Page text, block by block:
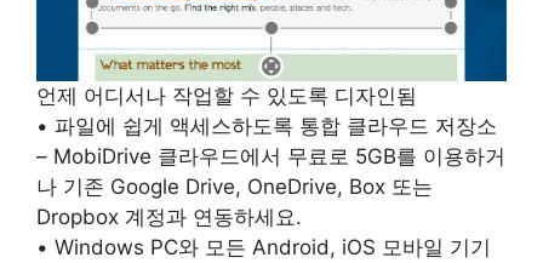
언제 어디서나 작업할 수 있도록 디자인됨
• 파일에 쉽게 액세스하도록 통합 클라우드 저장소
– MobiDrive 클라우드에서 무료로 5GB를 이용하거
나 기존 Google Drive, OneDrive, Box 또는
Dropbox 계정과 연동하세요.
• Windows PC와 모든 Android, iOS 모바일 기기